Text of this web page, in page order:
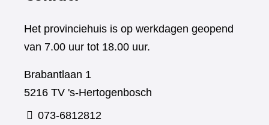
Het provinciehuis is op werkdagen geopend
van 7.00 uur tot 18.00 uur.
Brabantlaan 1
5216 TV 's-Hertogenbosch
073-6812812